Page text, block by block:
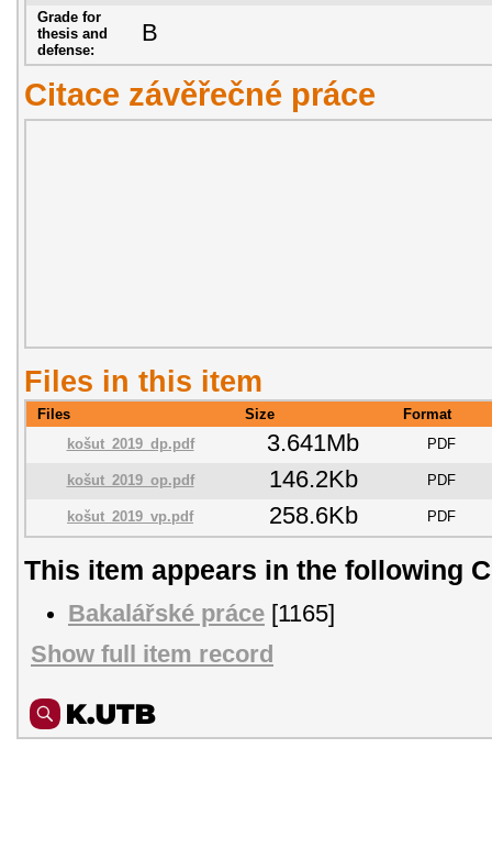
Grade for
thesis and
defense:
B
Citace závěřečné práce
Files in this item
Files Size
Format
košut_2019_dp.pdf
3.641Mb PDF
košut_2019_op.pdf 146.2Kb PDF
košut_2019_vp.pdf 258.6Kb PDF
This item appears in the following
Bakalářské práce [1165]
Show full item record